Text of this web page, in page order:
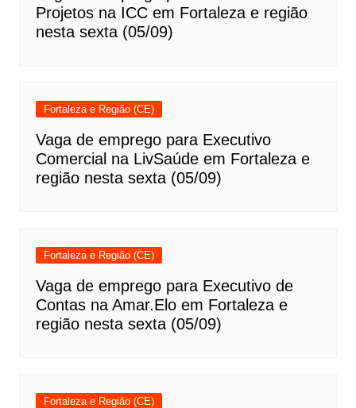
Projetos na ICC em Fortaleza e região
nesta sexta (05/09)
Fortaleza e Região (CE)
Vaga de emprego para Executivo
Comercial na LivSaúde em Fortaleza e
região nesta sexta (05/09)
Fortaleza e Região (CE)
Vaga de emprego para Executivo de
Contas na Amar.Elo em Fortaleza e
região nesta sexta (05/09)
Fortaleza e Região (CE)